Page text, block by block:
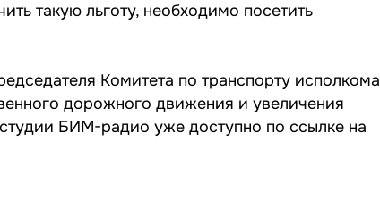
такую льготу, необходимо посетить
Комитета по транспорту исполкома
дорожного движения и увеличения
БИМ-радио уже доступно по ссылке на